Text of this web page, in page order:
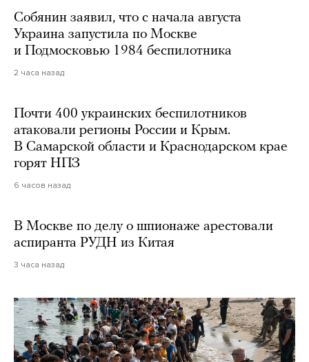
Собянин заявил, что с начала августа
Украина запустила по Москве
и Подмосковью 1984 беспилотника
2 часа назад
Почти 400 украинских беспилотников
атаковали регионы России и Крым.
В Самарской области и Краснодарском крае
горят НПЗ
6 часов назад
В Москве по делу о шпионаже арестовали
аспиранта РУДН из Китая
3 часа назад